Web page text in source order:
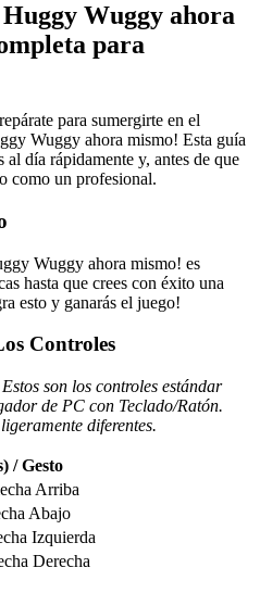
Wuggy ahora
para
para sumergirte en el
Wuggy ahora mismo! Esta guía
al día rápidamente y, antes de que
como un profesional.
Wuggy ahora mismo! es
hasta que crees con éxito una
esto y ganarás el juego!
Controles
Estos son los controles estándar
de PC con Teclado/Ratón.
diferentes.
/ Gesto
Arriba
Abajo
Izquierda
Derecha